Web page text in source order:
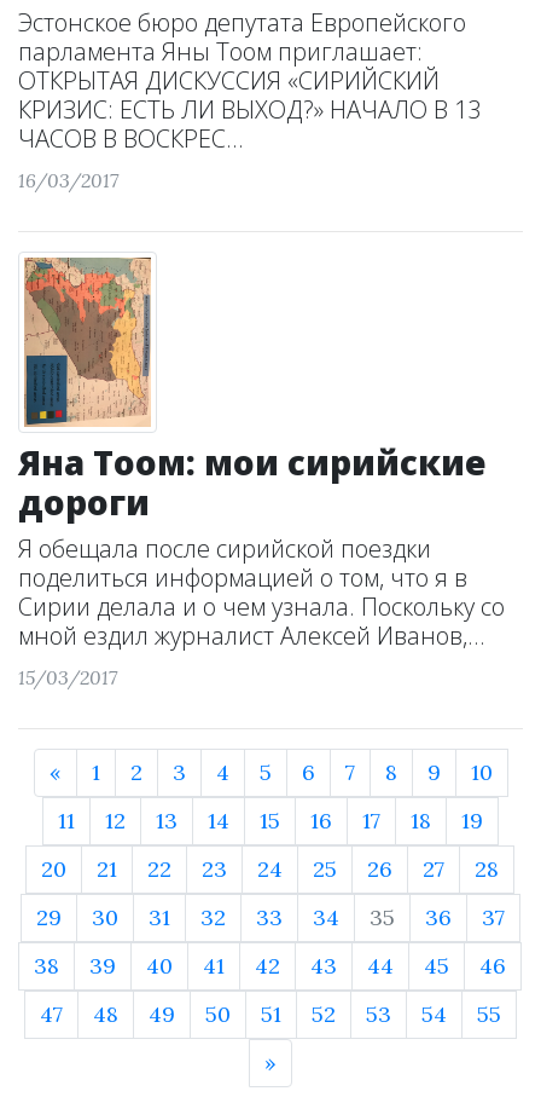
Эстонское бюро депутата Европейского
парламента Яны Тоом приглашает:
ОТКРЫТАЯ ДИСКУССИЯ «СИРИЙСКИЙ
КРИЗИС: ЕСТЬ ЛИ ВЫХОД?» НАЧАЛО В 13
ЧАСОВ В ВОСКРЕС...
16/03/2017
Яна Тоом: мои сирийские
дороги
Я обещала после сирийской поездки
поделиться информацией о том, что я в
Сирии делала и о чем узнала. Поскольку со
мной ездил журналист Алексей Иванов,...
15/03/2017
« 1 2 3 4 5 6 7 8 9
10
11
12 13 14 15 16 17 18
19
20
21 22 23 24 25 26 27
28
29
30 31 32 33 34 35 36
37
38
39 40 41 42 43 44 45
46
47
48 49 50 51 52 53 54
55
»